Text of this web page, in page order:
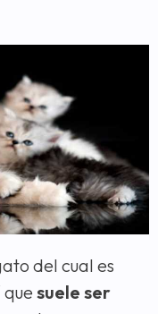
del cual es
suele ser